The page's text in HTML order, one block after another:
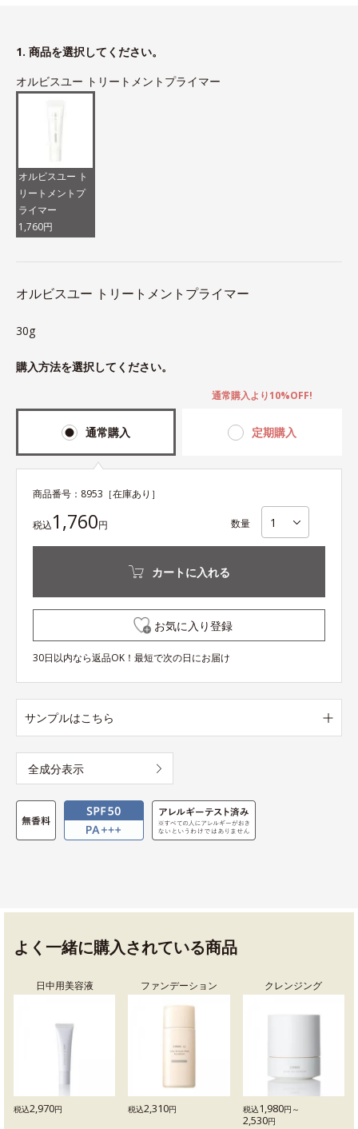
1. 商品を選択してください。
オルビスユー トリートメントプライマー
オルビスユー ト
リートメントプ
ライマー
1,760円
オルビスユー トリートメントプライマー
30g
購入方法を選択してください。
通常購入 定期購入
通常購入より10%OFF!
商品番号： 8953 ［在庫あり］
税込1,760円 数量
カートに入れる
お気に入り登録
30日以内なら返品OK！最短で次の日にお届け
サンプルはこちら
全成分表示
よく一緒に購入されている商品
日中用美容液
税込2,970円
ファンデーション
税込2,310円
クレンジング
税込1,980円～
2,530円